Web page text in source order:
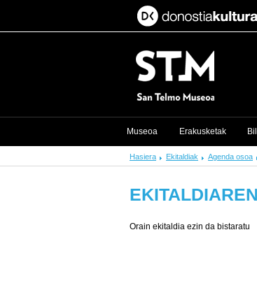
Hasiera Ekitaldiak Agenda osoa
Orain ekitaldia ezin da bistaratu
Museoa Erakusketak